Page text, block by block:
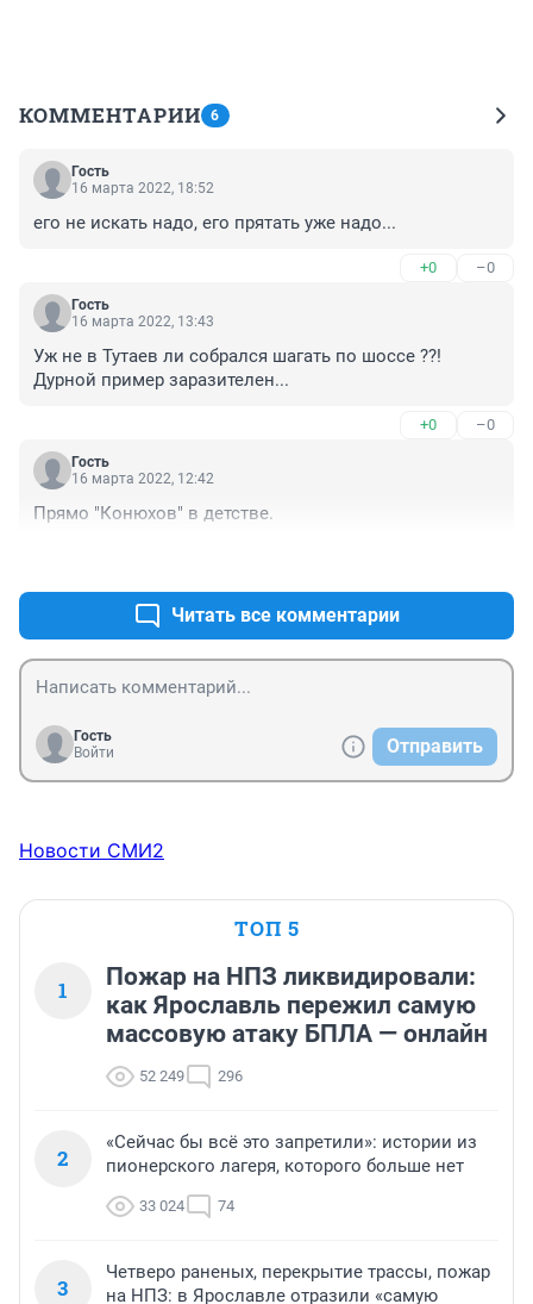
КОММЕНТАРИИ 6
Гость
16 марта 2022, 18:52
его не искать надо, его прятать уже надо...
+0 –0
Гость
16 марта 2022, 13:43
Уж не в Тутаев ли собрался шагать по шоссе ??!
Дурной пример заразителен...
+0 –0
Гость
16 марта 2022, 12:42
Прямо "Конюхов" в детстве.
Читать все комментарии
Гость
Войти
Отправить
Новости СМИ2
ТОП 5
1
Пожар на НПЗ ликвидировали:
как Ярославль пережил самую
массовую атаку БПЛА — онлайн
52 249 296
2
«Сейчас бы всё это запретили»: истории из
пионерского лагеря, которого больше нет
33 024 74
3
Четверо раненых, перекрытие трассы, пожар
на НПЗ: в Ярославле отразили «самую